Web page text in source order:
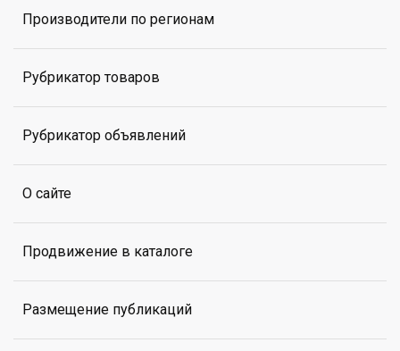
Производители по регионам
Рубрикатор товаров
Рубрикатор объявлений
О сайте
Продвижение в каталоге
Размещение публикаций